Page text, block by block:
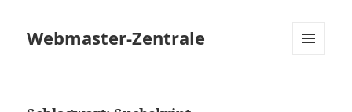
Webmaster-Zentrale